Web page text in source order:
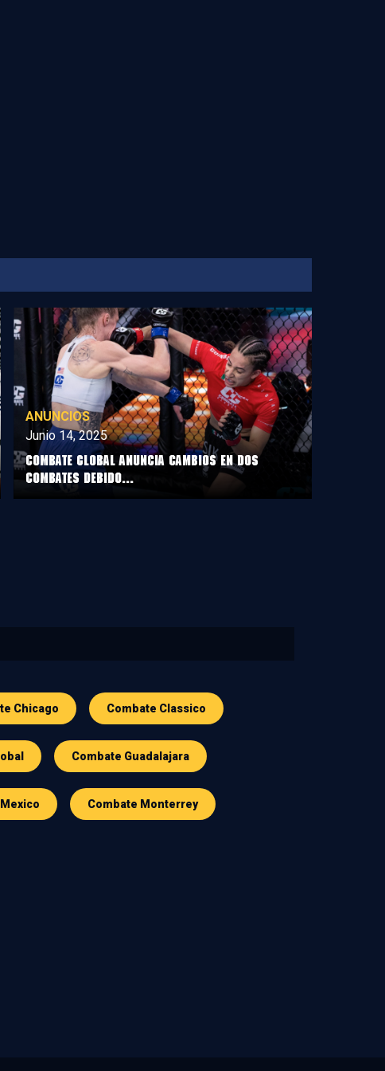
ANUNCIOS
Junio 14, 2025
COMBATE GLOBAL ANUNCIA CAMBIOS EN DOS
COMBATES DEBIDO...
Chicago Combate Classico
Combate Guadalajara
Combate Monterrey